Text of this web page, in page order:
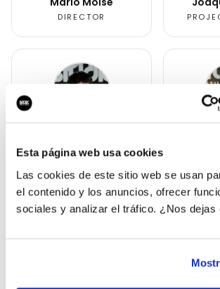
Esta página web usa cookies
Las cookies de este sitio web se usan
el contenido y los anuncios, ofrecer
sociales y analizar el tráfico. ¿Nos dejas
DIRECTOR
DESARROLLADOR DE
SISTEMAS
Lo que